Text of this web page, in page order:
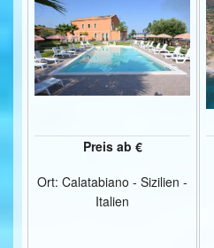
Preis ab €
Ort: Calatabiano - Sizilien -
Italien